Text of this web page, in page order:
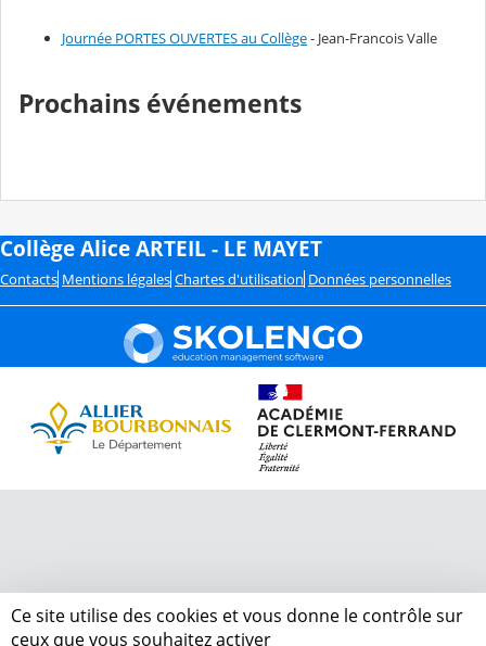
Journée PORTES OUVERTES au Collège- Jean-Francois Valle
Prochains événements
Collège Alice ARTEIL - LE MAYET
Contacts Mentions légales Chartes d'utilisation Données personnelles
Ce site utilise des cookies et vous donne le contrôle sur
ceux que vous souhaitez activer